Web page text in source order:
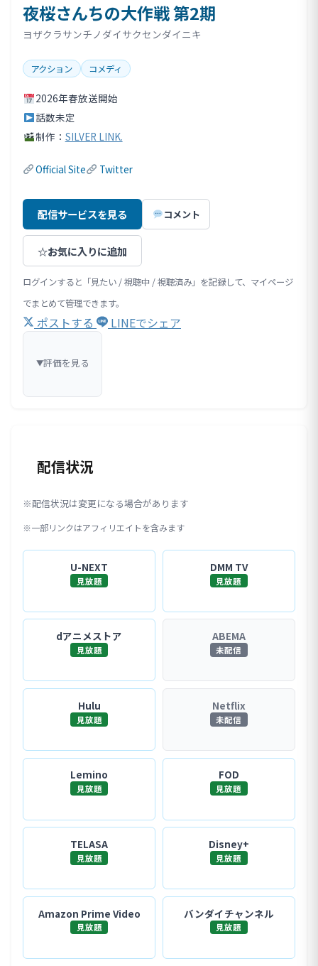
夜桜さんちの大作戦 第2期
ヨザクラサンチノダイサクセンダイニキ
アクション コメディ
2026年春放送開始
話数未定
制作： SILVER LINK.
Official Site Twitter
配信サービスを見る コメント
☆お気に入りに追加
ログインすると「見たい / 視聴中 / 視聴済み」を記録して、マイページ
でまとめて管理できます。
ポストする LINEでシェア
▼評価を見る
配信状況
※配信状況は変更になる場合があります
※一部リンクはアフィリエイトを含みます
U-NEXT
見放題
DMM TV
見放題
dアニメストア
見放題
ABEMA
未配信
Hulu
見放題
Netflix
未配信
Lemino
見放題
FOD
見放題
TELASA
見放題
Disney+
見放題
Amazon Prime Video
見放題
バンダイチャンネル
見放題